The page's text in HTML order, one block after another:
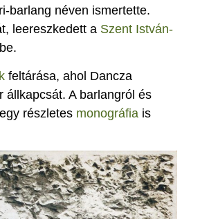
barlang néven ismertette.
leereszkedett a Szent István-
feltárása, ahol Dancza
állkapcsát. A barlangról és
részletes monográfia is